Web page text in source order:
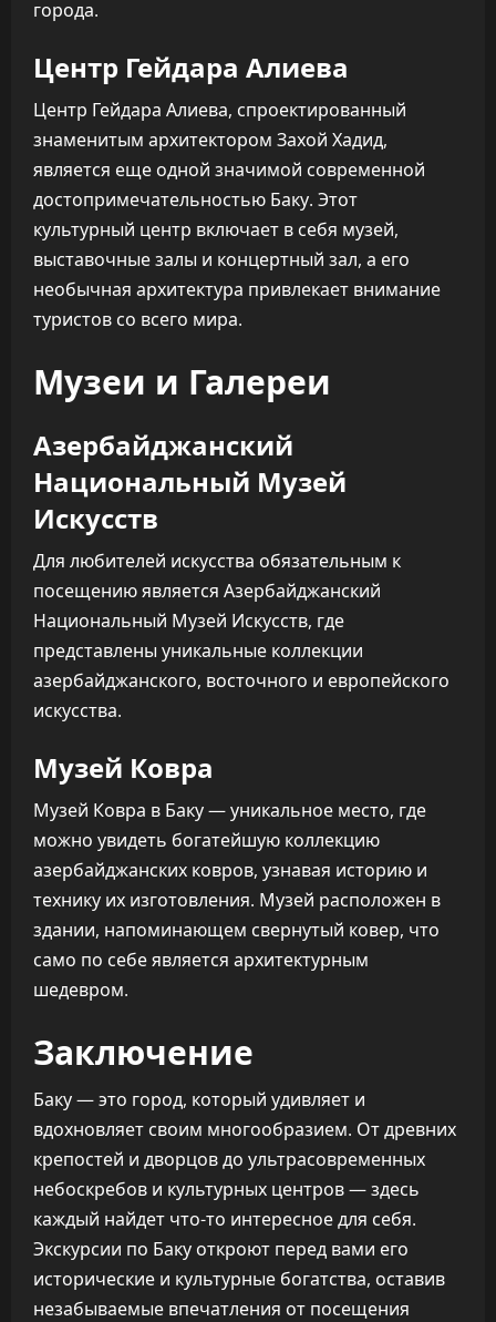
города.
Центр Гейдара Алиева
Центр Гейдара Алиева, спроектированный
знаменитым архитектором Захой Хадид,
является еще одной значимой современной
достопримечательностью Баку. Этот
культурный центр включает в себя музей,
выставочные залы и концертный зал, а его
необычная архитектура привлекает внимание
туристов со всего мира.
Музеи и Галереи
Азербайджанский
Национальный Музей
Искусств
Для любителей искусства обязательным к
посещению является Азербайджанский
Национальный Музей Искусств, где
представлены уникальные коллекции
азербайджанского, восточного и европейского
искусства.
Музей Ковра
Музей Ковра в Баку — уникальное место, где
можно увидеть богатейшую коллекцию
азербайджанских ковров, узнавая историю и
технику их изготовления. Музей расположен в
здании, напоминающем свернутый ковер, что
само по себе является архитектурным
шедевром.
Заключение
Баку — это город, который удивляет и
вдохновляет своим многообразием. От древних
крепостей и дворцов до ультрасовременных
небоскребов и культурных центров — здесь
каждый найдет что-то интересное для себя.
Экскурсии по Баку откроют перед вами его
исторические и культурные богатства, оставив
незабываемые впечатления от посещения